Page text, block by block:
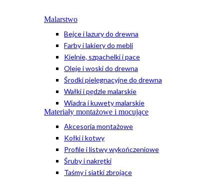
Malarstwo
Bejce i lazury do drewna
Farby i lakiery do mebli
Kielnie, szpachelki i pace
Oleje i woski do drewna
Środki pielęgnacyjne do drewna
Wałki i pędzle malarskie
Wiadra i kuwety malarskie
Materiały montażowe i mocujące
Akcesoria montażowe
Kołki i kotwy
Profile i listwy wykończeniowe
Śruby i nakrętki
Taśmy i siatki zbrojące